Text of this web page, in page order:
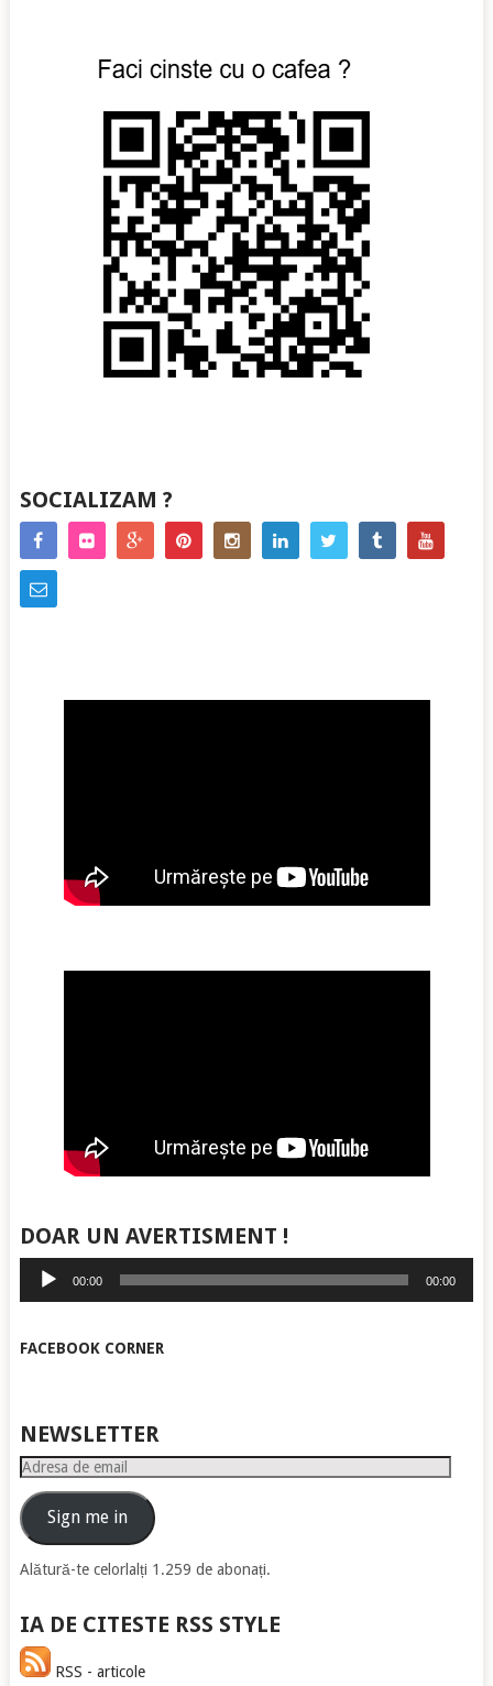
SOCIALIZAM ?
DOAR UN AVERTISMENT !
Player
audio
00:00 00:00
FACEBOOK CORNER
NEWSLETTER
Adresa
emailSign me in
Alătură-te celorlalți 1.259 de abonați.
IA DE CITESTE RSS STYLE
RSS - articole